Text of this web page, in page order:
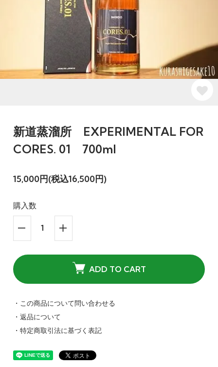
新道蒸溜所 EXPERIMENTAL FOR
CORES. 01 700ml
15,000円(税込16,500円)
購入数
ADD TO CART
・この商品について問い合わせる
・返品について
・特定商取引法に基づく表記